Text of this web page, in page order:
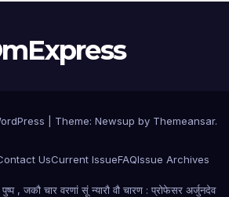
Theme: Newsup by Themeansar.
UsCurrent IssueFAQIssue Archives
, जकौ चार वरणां सूं न्यारौ वौ चारण : प्रोफेसर अर्जुनदेव